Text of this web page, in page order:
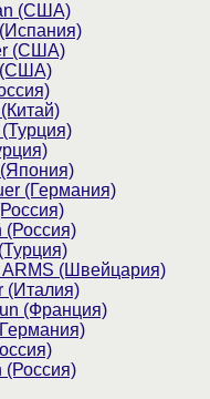
(США)
(США)
(США)
(Германия)
(Россия)
ARMS (Швейцария)
(Италия)
(Франция)
(Россия)